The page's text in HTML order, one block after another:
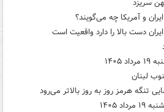
سریزد
و آمریکا چه می‌گویند؟
دست بالا را دارد واقعیت است
لبنان
تنگه هرمز روز به روز بالاتر می‌رود
۱۴۰۵